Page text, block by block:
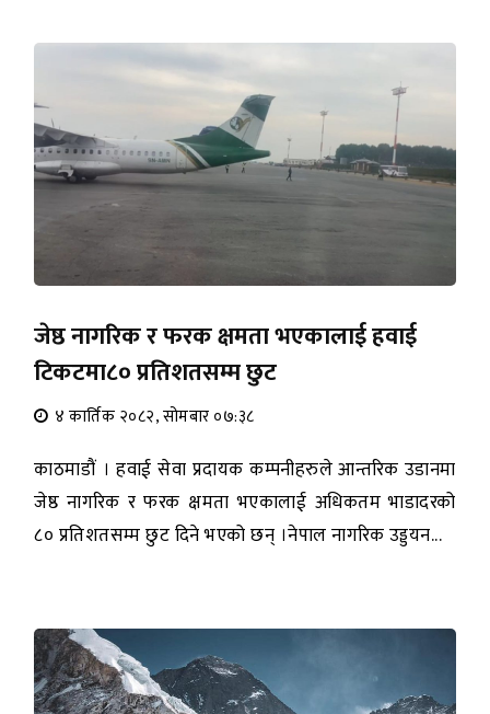
जेष्ठ नागरिक र फरक क्षमता भएकालाई हवाई
टिकटमा८० प्रतिशतसम्म छुट
४ कार्तिक २०८२, सोमबार ०७:३८
काठमाडौं । हवाई सेवा प्रदायक कम्पनीहरुले आन्तरिक उडानमा
जेष्ठ नागरिक र फरक क्षमता भएकालाई अधिकतम भाडादरको
८० प्रतिशतसम्म छुट दिने भएको छन् ।नेपाल नागरिक उड्डयन...